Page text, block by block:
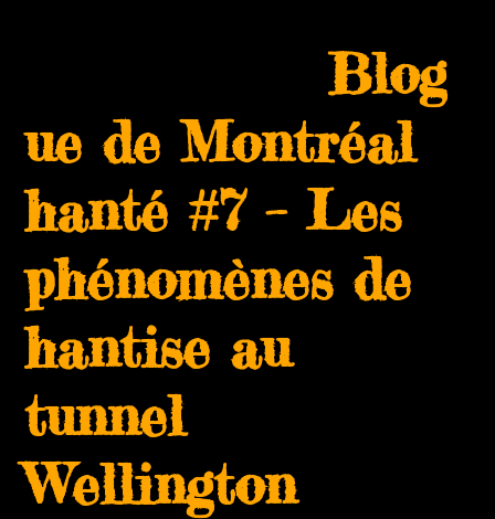
Blog
ue de Montréal
hanté #7 – Les
phénomènes de
hantise au
tunnel
Wellington